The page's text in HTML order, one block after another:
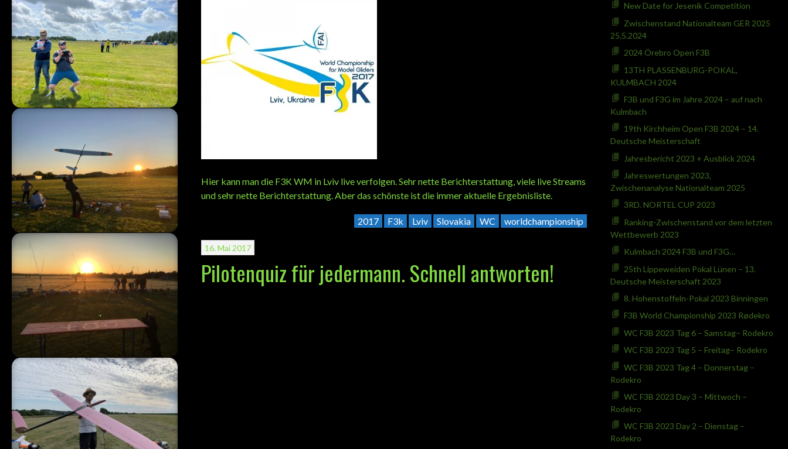
Hier kann man die F3K WM in Lviv live verfolgen. Sehr nette Berichterstattung, viele live Streams
und sehr nette Berichterstattung. Aber das schönste ist die immer aktuelle Ergebnisliste.
2017 F3k Lviv Slovakia WC worldchampionship
16. Mai 2017
Pilotenquiz für jedermann. Schnell antworten!
New Date for Jesenik Competition
Zwischenstand Nationalteam GER 2025
25.5.2024
2024 Örebro Open F3B
13TH PLASSENBURG-POKAL,
KULMBACH 2024
F3B und F3G im Jahre 2024 – auf nach
Kulmbach
19th Kirchheim Open F3B 2024 – 14.
Deutsche Meisterschaft
Jahresbericht 2023 + Ausblick 2024
Jahreswertungen 2023,
Zwischenanalyse Nationalteam 2025
3RD. NORTEL CUP 2023
Ranking-Zwischenstand vor dem letzten
Wettbewerb 2023
Kulmbach 2024 F3B und F3G…
25th Lippeweiden Pokal Lünen – 13.
Deutsche Meisterschaft 2023
8. Hohenstoffeln-Pokal 2023 Binningen
F3B World Championship 2023 Rødekro
WC F3B 2023 Tag 6 – Samstag– Rodekro
WC F3B 2023 Tag 5 – Freitag– Rodekro
WC F3B 2023 Tag 4 – Donnerstag –
Rodekro
WC F3B 2023 Day 3 – Mittwoch –
Rodekro
WC F3B 2023 Day 2 – Dienstag –
Rodekro